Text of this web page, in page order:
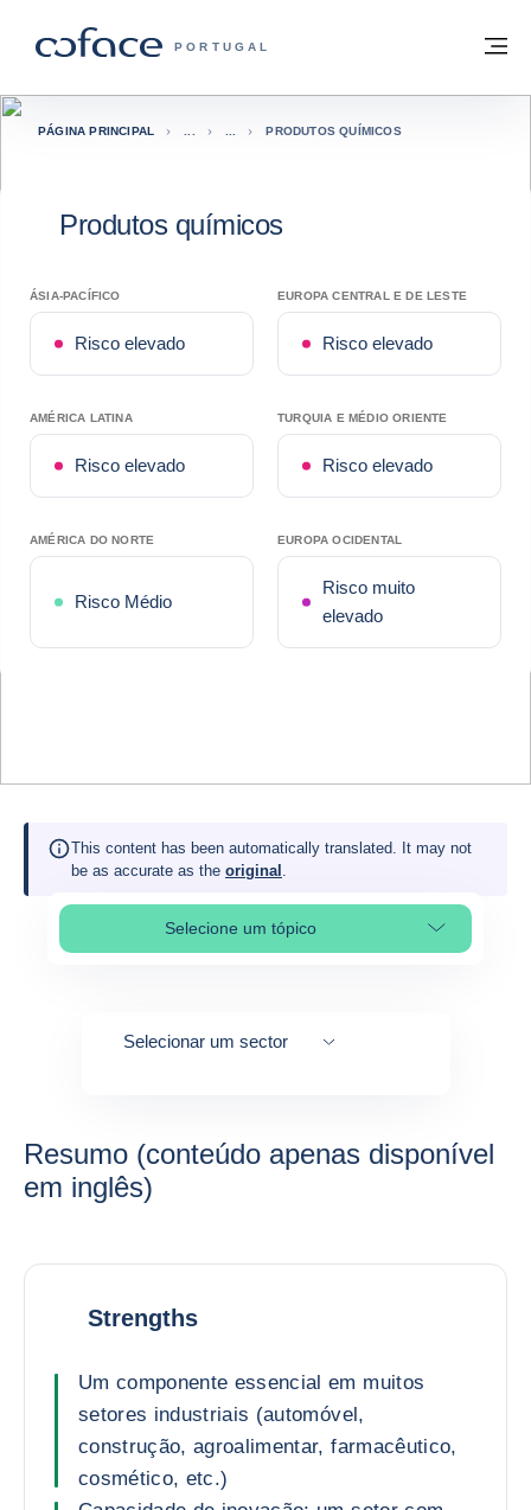
COFACE FOR TRADE - HOMEPAGE DO
PORTUGAL
Voltar à página principal
PÁGINA PRINCIPAL PRODUTOS QUÍMICOS
Produtos químicos
ÁSIA-PACÍFICO
Risco elevado
EUROPA CENTRAL E DE LESTE
Risco elevado
AMÉRICA LATINA
Risco elevado
TURQUIA E MÉDIO ORIENTE
Risco elevado
AMÉRICA DO NORTE
Risco Médio
EUROPA OCIDENTAL
Risco muito
elevado
This content has been automatically translated. It may not
be as accurate as the original .
Selecione um tópico
Select page section
Selecionar um sector
Resumo (conteúdo apenas disponível
em inglês)
Strengths
Um componente essencial em muitos
setores industriais (automóvel,
construção, agroalimentar, farmacêutico,
cosmético, etc.)